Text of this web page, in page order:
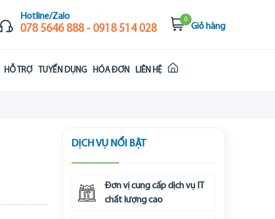
Hotline/Zalo
078 5646 888 - 0918 514 028
0
Giỏ hàng
HỖ TRỢ TUYỂN DỤNG HÓA ĐƠN LIÊN HỆ
DỊCH VỤ NỔI BẬT
Đơn vị cung cấp dịch vụ IT
chất lượng cao